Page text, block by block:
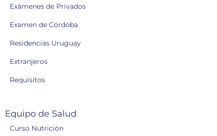
Exámenes de Privados
Examen de Córdoba
Residencias Uruguay
Extranjeros
Requisitos
Equipo de Salud
Curso Nutrición